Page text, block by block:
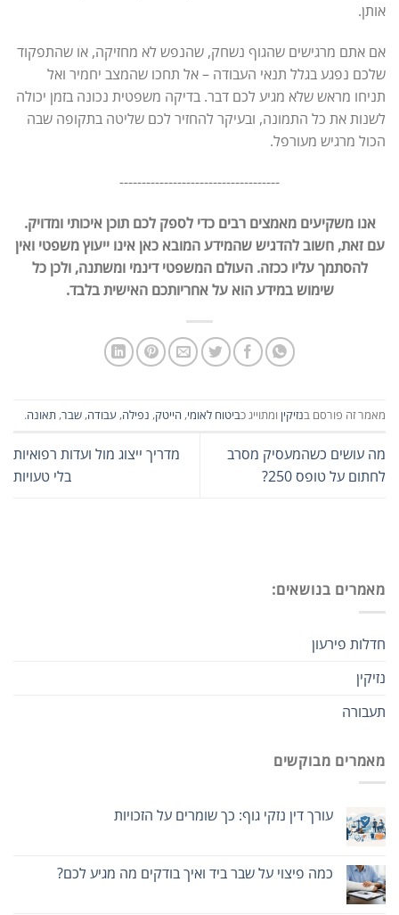
מאמרים בנושאים:
חדלות פירעון
נזיקין
תעבורה
מאמרים מבוקשים
עורך דין נזקי גוף: כך שומרים על הזכויות
כמה פיצוי על שבר ביד ואיך בודקים מה מגיע לכם?
אותן.
אם אתם מרגישים שהגוף נשחק, שהנפש לא מחזיקה, או שהתפקוד
שלכם נפגע בגלל תנאי העבודה – אל תחכו שהמצב יחמיר ואל
תניחו מראש שלא מגיע לכם דבר. בדיקה משפטית נכונה בזמן יכולה
לשנות את כל התמונה, ובעיקר להחזיר לכם שליטה בתקופה שבה
הכול מרגיש מעורפל.
------------------------------------
אנו משקיעים מאמצים רבים כדי לספק לכם תוכן איכותי ומדויק.
עם זאת, חשוב להדגיש שהמידע המובא כאן אינו ייעוץ משפטי ואין
להסתמך עליו ככזה. העולם המשפטי דינמי ומשתנה, ולכן כל
שימוש במידע הוא על אחריותכם האישית בלבד.
מאמר זה פורסם בנזיקיןומתוייג כביטוח לאומי, הייטק, נפילה, עבודה, שבר, תאונה.
מה עושים כשהמעסיק מסרב
לחתום על טופס 250?
מדריך ייצוג מול ועדות רפואיות
בלי טעויות